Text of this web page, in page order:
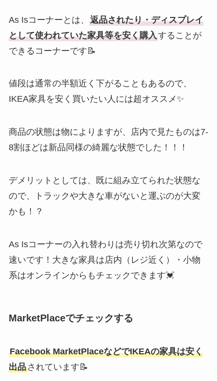
As Isコーナーとは、 返品されたり・ディスプレイ
として使われていた家具等を安く購入することが
できるコーナーです📝
値段は通常の半額近く下がることもあるので、
IKEA家具を安く買いたい人には超オススメ✨
商品の状態は物によりますが、店内で見たものは7-
8割ほどは新品同様の綺麗な状態でした！！！
デメリットとしては、既に組み立てられた状態な
ので、トラックや大きな車がないと運ぶのが大変
かも！？
As Isコーナーの入れ替わりは売り切れ次第なので
速いです！大きな家具は店内（レジ近く）・小物
系はオンラインからもチェックできます💓
MarketPlaceでチェックする
Facebook MarketPlaceなどでIKEAの家具は安く
出品されています📝